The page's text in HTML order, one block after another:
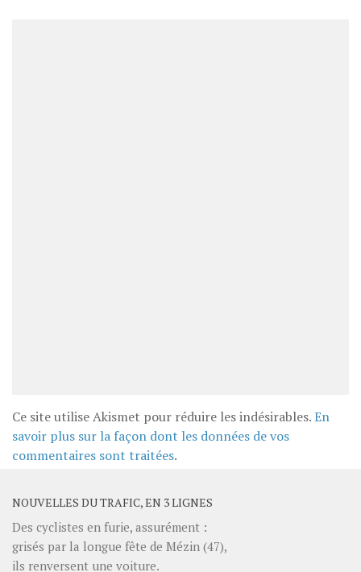
Ce site utilise Akismet pour réduire les indésirables.En
savoir plus sur la façon dont les données de vos
commentaires sont traitées.
NOUVELLES DU TRAFIC, EN 3 LIGNES
Des cyclistes en furie, assurément :
grisés par la longue fête de Mézin (47),
ils renversent une voiture.